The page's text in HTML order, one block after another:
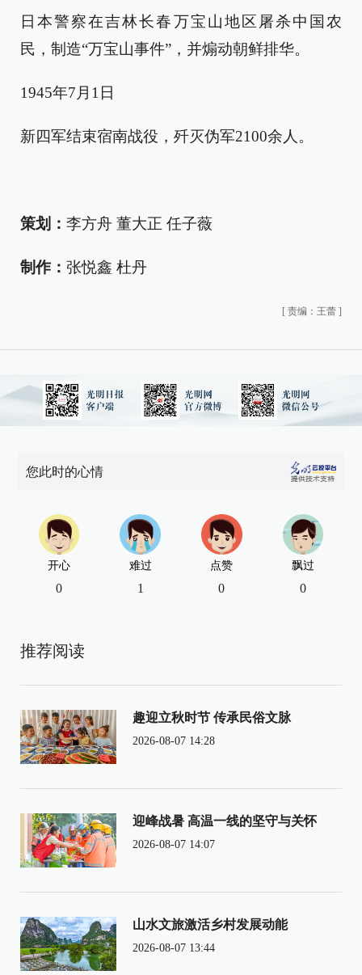
日本警察在吉林长春万宝山地区屠杀中国农
民，制造“万宝山事件”，并煽动朝鲜排华。
1945年7月1日
新四军结束宿南战役，歼灭伪军2100余人。
策划： 李方舟 董大正 任子薇
制作： 张悦鑫 杜丹
[ 责编：王蕾 ]
您此时的心情
开心
0
难过
1
点赞
0
飘过
0
推荐阅读
趣迎立秋时节 传承民俗文脉
2026-08-07 14:28
迎峰战暑 高温一线的坚守与关怀
2026-08-07 14:07
山水文旅激活乡村发展动能
2026-08-07 13:44